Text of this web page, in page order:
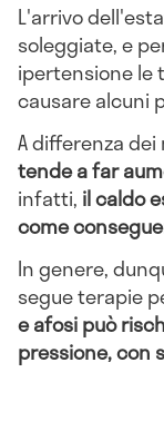
L'arrivo
soleggiate, e
ipertensione le
causare alcuni
A differenza
tende a far
infatti, il caldo
come
In genere,
segue terapie
e afosi può
pressione, con